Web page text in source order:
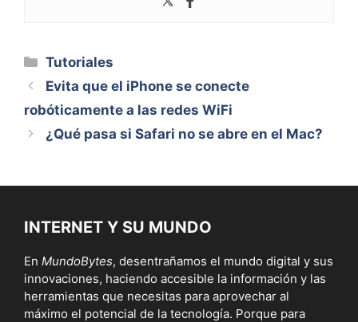
Categorías
Tutoriales
Evita que el iPhone se conecte
robóticamente a las redes WiFi
¿Qué pasa si Safari no se abre en el Mac?
INTERNET Y SU MUNDO
En MundoBytes, desentrañamos el mundo digital y sus
innovaciones, haciendo accesible la información y las
herramientas que necesitas para aprovechar al
máximo el potencial de la tecnología. Porque para